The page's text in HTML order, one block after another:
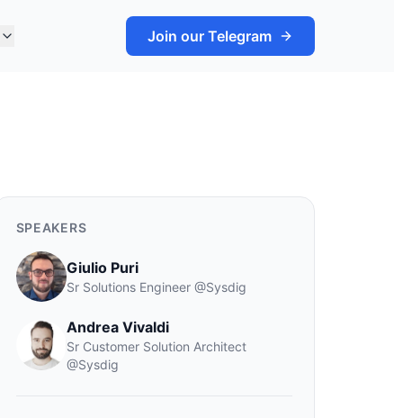
Join our Telegram
SPEAKERS
Giulio Puri
Sr Solutions Engineer@Sysdig
Andrea Vivaldi
Sr Customer Solution Architect
@Sysdig